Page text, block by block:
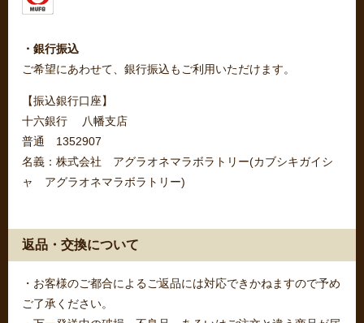
・銀行振込
ご希望にあわせて、銀行振込もご利用いただけます。
【振込銀行口座】
十六銀行 八幡支店
普通 1352907
名義：株式会社 アグラオネマラボラトリー(カブシキガイシ
ャ アグラオネマラボラトリー)
返品・交換について
・お客様のご都合によるご返品には対応できかねますので予め
ご了承ください。